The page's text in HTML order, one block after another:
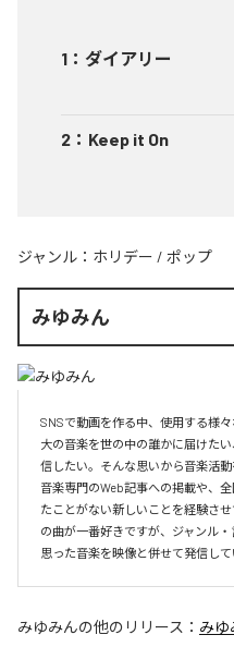
1 ： ダイアリー
2 ： Keep it On
ジャンル： ホリデー / ポップ
みゆみん
SNSで動画を作る中、使用する様
大の音楽を世の中の誰かに届けた
信したい。そんな思いから音楽活動
音楽専門のWeb記事への掲載や、
たことがない新しいことを経験さ
の曲が一番好きですが、ジャンル
思った音楽を映像と併せて発信して
みゆみんの他のリリース： みゆ